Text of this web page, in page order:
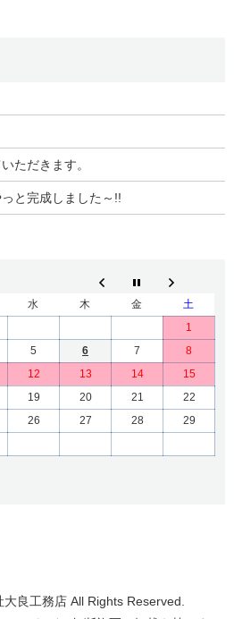
ただきます。
と完成しました～!!
水 木 金
土
1
5 6 7
8
12 13 14
15
19 20 21
22
26 27 28
29
良工務店 All Rights Reserved.